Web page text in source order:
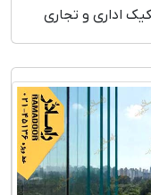
اداری و تجاری
نصب سریع و